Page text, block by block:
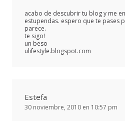
acabo de descubrir tu blog y me
estupendas. espero que te pases
parece.
te sigo!
un beso
ulifestyle.blogspot.com
Estefa
30 noviembre, 2010 en 10:57 pm